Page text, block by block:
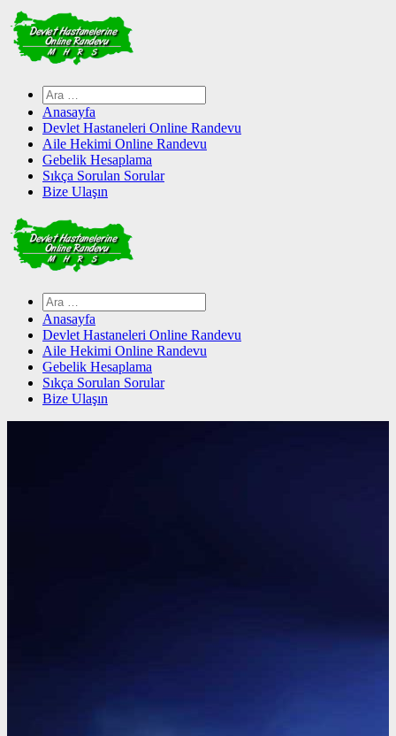
Skip
to
content
Arama:
Anasayfa
Devlet Hastaneleri Online Randevu
Aile Hekimi Online Randevu
Gebelik Hesaplama
Sıkça Sorulan Sorular
Bize Ulaşın
Arama:
Anasayfa
Devlet Hastaneleri Online Randevu
Aile Hekimi Online Randevu
Gebelik Hesaplama
Sıkça Sorulan Sorular
Bize Ulaşın